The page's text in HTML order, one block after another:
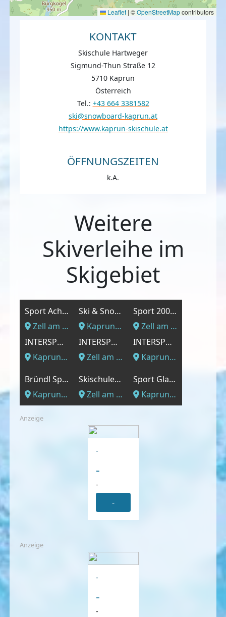
Leaflet | ©OpenStreetMapcontributors
KONTAKT
Skischule Hartweger
Sigmund-Thun Straße 12
5710 Kaprun
Österreich
Tel.: +43 664 3381582
ski@snowboard-kaprun.at
https://www.kaprun-skischule.at
ÖFFNUNGSZEITEN
k.A.
Weitere
Skiverleihe im
Skigebiet
Sport Achleitner
Zell am See, Salzburger Land
Ski & Snowboarding Kaprun Gernot Schermer
Kaprun, Salzburger Land
Sport 2000 Simon
Zell am See, Salzburger Land
INTERSPORT - Kitzsteinhorn
Kaprun, Salzburger Land
INTERSPORT - Direkt in der Stadt Zell am See
Zell am See, Salzburger Land
INTERSPORT - Kaprun
Kaprun, Salzburger Land
Bründl Sports
Kaprun, Salzburger Land
Skischule und Snowboardschule SPORT ALPIN Zell am See
Zell am See, Salzburger Land
Sport Glaser GmbH
Kaprun, Salzburger Land
Anzeige
-
-
-
-
Anzeige
-
-
-